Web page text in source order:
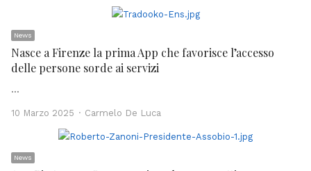
News
Nasce a Firenze la prima App che favorisce l’accesso
delle persone sorde ai servizi
…
10 Marzo 2025 Author
Carmelo De Luca
News